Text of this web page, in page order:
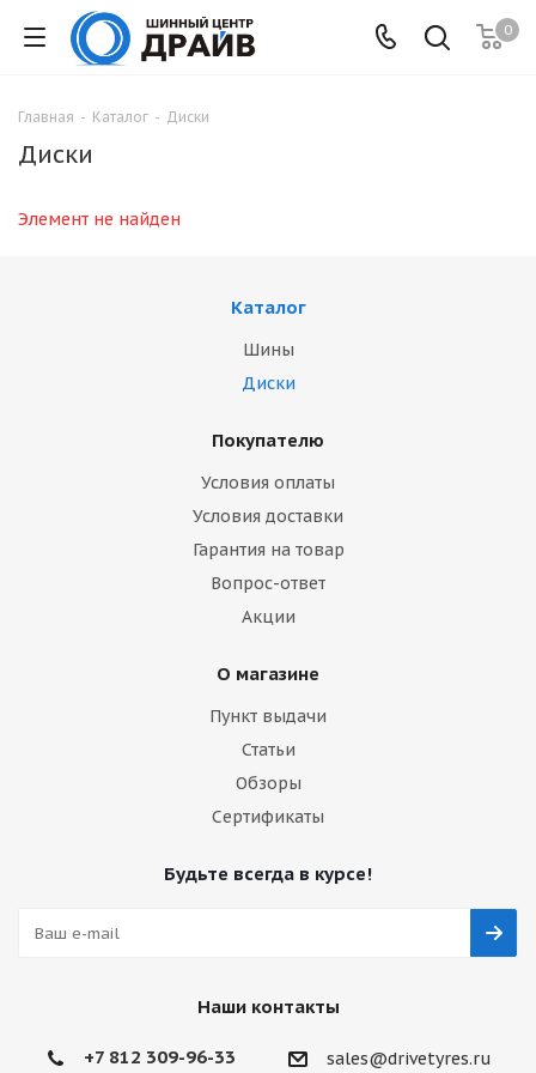
0
Главная - Каталог - Диски
Диски
Элемент не найден
Каталог
Шины
Диски
Покупателю
Условия оплаты
Условия доставки
Гарантия на товар
Вопрос-ответ
Акции
О магазине
Пункт выдачи
Статьи
Обзоры
Сертификаты
Будьте всегда в курсе!
Наши контакты
+7 812 309-96-33 sales@drivetyres.ru